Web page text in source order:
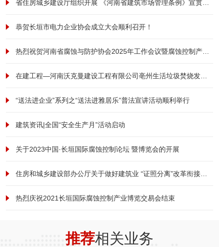
恭贺长垣市电力企业协会成立大会顺利召开！
“送法进企业”系列之“送法进雅居乐”普法宣讲活动顺利举行
建筑资讯|全国“安全生产月”活动启动
关于2023中国·长垣国际腐蚀控制论坛 暨博览会的开展
热烈庆祝2021长垣国际腐蚀控制产业博览交易会结束
推荐相关业务